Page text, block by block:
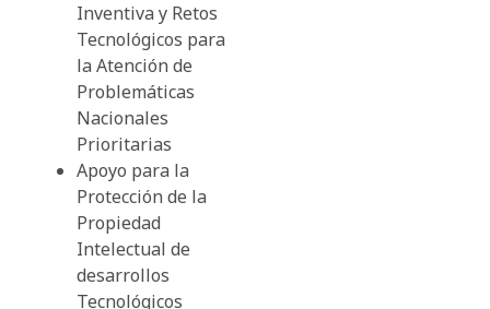
Inventiva y Retos
Tecnológicos para
la Atención de
Problemáticas
Nacionales
Prioritarias
Apoyo para la
Protección de la
Propiedad
Intelectual de
desarrollos
Tecnológicos